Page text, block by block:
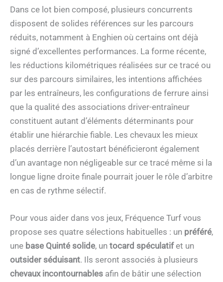
Dans ce lot bien composé, plusieurs concurrents
disposent de solides références sur les parcours
réduits, notamment à Enghien où certains ont déjà
signé d’excellentes performances. La forme récente,
les réductions kilométriques réalisées sur ce tracé ou
sur des parcours similaires, les intentions affichées
par les entraîneurs, les configurations de ferrure ainsi
que la qualité des associations driver-entraîneur
constituent autant d’éléments déterminants pour
établir une hiérarchie fiable. Les chevaux les mieux
placés derrière l’autostart bénéficieront également
d’un avantage non négligeable sur ce tracé même si la
longue ligne droite finale pourrait jouer le rôle d’arbitre
en cas de rythme sélectif.
Pour vous aider dans vos jeux, Fréquence Turf vous
propose ses quatre sélections habituelles : un préféré,
une base Quinté solide, un tocard spéculatifet un
outsider séduisant. Ils seront associés à plusieurs
chevaux incontournables afin de bâtir une sélection